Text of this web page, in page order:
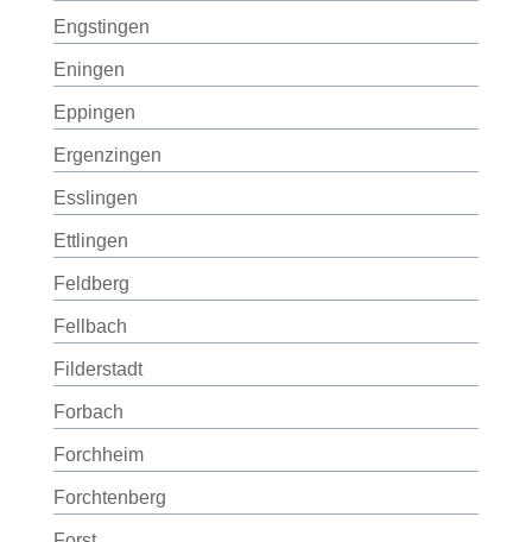
Engstingen
Eningen
Eppingen
Ergenzingen
Esslingen
Ettlingen
Feldberg
Fellbach
Filderstadt
Forbach
Forchheim
Forchtenberg